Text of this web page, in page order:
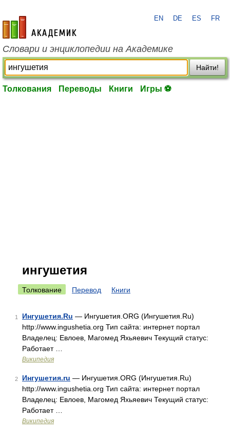
academic.ru
EN DE ES FR
Словари и энциклопедии на Академике
Найти!
Толкования Переводы Книги Игры ⚽
ингушетия
Толкование Перевод Книги
1 Ингушетия.Ru — Ингушетия.ORG (Ингушетия.Ru)
http://www.ingushetia.org Тип сайта: интернет портал
Владелец: Евлоев, Магомед Яхьяевич Текущий статус:
Работает …
Википедия
2 Ингушетия.ru — Ингушетия.ORG (Ингушетия.Ru)
http://www.ingushetia.org Тип сайта: интернет портал
Владелец: Евлоев, Магомед Яхьяевич Текущий статус:
Работает …
Википедия